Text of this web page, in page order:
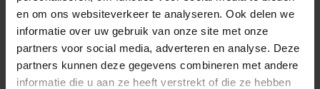
en om ons websiteverkeer te analyseren. Ook delen we
informatie over uw gebruik van onze site met onze
partners voor social media, adverteren en analyse. Deze
partners kunnen deze gegevens combineren met andere
informatie die u aan ze heeft verstrekt of die ze hebben
Sale